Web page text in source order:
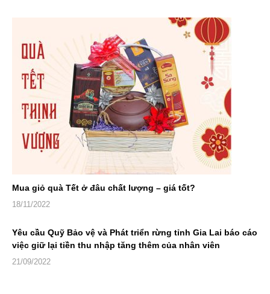
Mua giỏ quà Tết ở đâu chất lượng – giá tốt?
18/11/2022
Yêu cầu Quỹ Bảo vệ và Phát triển rừng tỉnh Gia Lai báo cáo
việc giữ lại tiền thu nhập tăng thêm của nhân viên
21/09/2022